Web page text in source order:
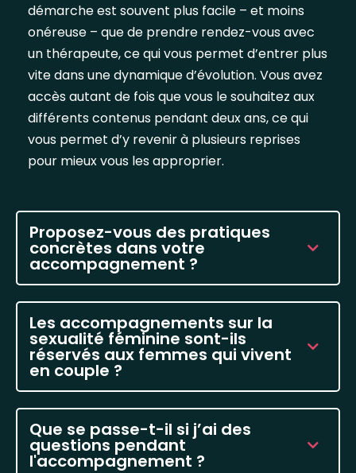
démarche est souvent plus facile – et moins
onéreuse – que de prendre rendez-vous avec
un thérapeute, ce qui vous permet d’entrer plus
vite dans une dynamique d’évolution. Vous avez
accès autant de fois que vous le souhaitez aux
différents contenus pendant deux ans, ce qui
vous permet d’y revenir à plusieurs reprises
pour mieux vous les approprier.
Proposez-vous des pratiques
concrètes dans votre
accompagnement ?
Les accompagnements sur la
sexualité féminine sont-ils
réservés aux femmes qui vivent
en couple ?
Que se passe-t-il si j’ai des
questions pendant
l'accompagnement ?